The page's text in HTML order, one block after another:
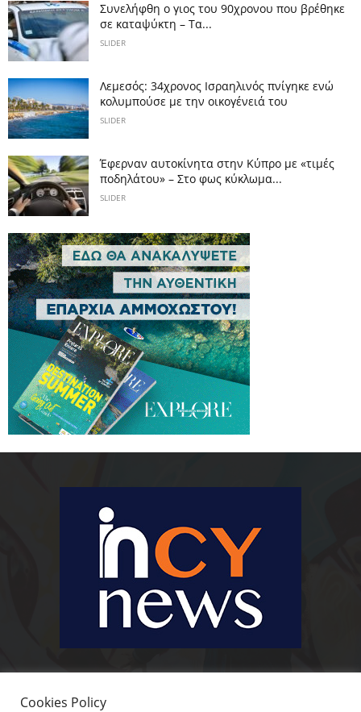
Συνελήφθη ο γιος του 90χρονου που βρέθηκε
σε καταψύκτη – Τα...
SLIDER
Λεμεσός: 34χρονος Ισραηλινός πνίγηκε ενώ
κολυμπούσε με την οικογένειά του
SLIDER
Έφερναν αυτοκίνητα στην Κύπρο με «τιμές
ποδηλάτου» – Στο φως κύκλωμα...
SLIDER
είστε πραγματικά in cynews στην επικαιρότητα.
Cookies Policy